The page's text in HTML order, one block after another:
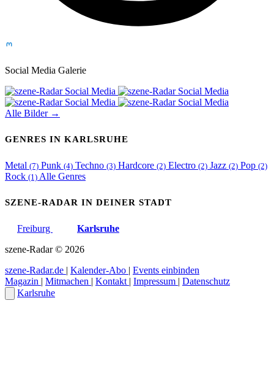
Social Media Galerie
Alle Bilder →
GENRES IN KARLSRUHE
Metal (7) Punk (4) Techno (3) Hardcore (2) Electro (2) Jazz (2) Pop (2)
Rock (1) Alle Genres
SZENE-RADAR IN DEINER STADT
Freiburg
Karlsruhe
szene-Radar © 2026
szene-Radar.de | Kalender-Abo | Events einbinden
Magazin | Mitmachen | Kontakt | Impressum | Datenschutz
Karlsruhe